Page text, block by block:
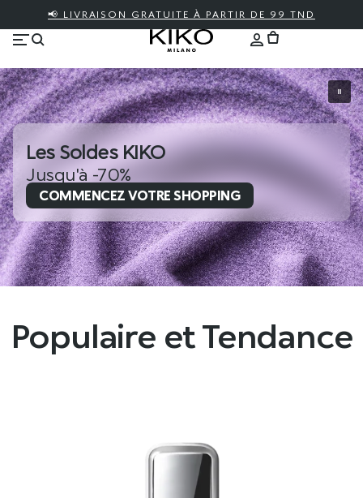
📢 LIVRAISON GRATUITE À PARTIR DE 99 TND
Les Soldes KIKO
Jusqu'à -70%
COMMENCEZ VOTRE SHOPPING
Populaire et Tendance